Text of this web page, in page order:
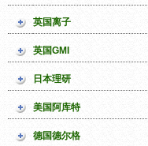
英国离子
英国GMI
日本理研
美国阿库特
德国德尔格